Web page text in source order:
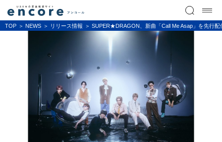
TOP NEWS リリース情報 SUPER★DRAGON、新曲「Call Me Asap」を先行